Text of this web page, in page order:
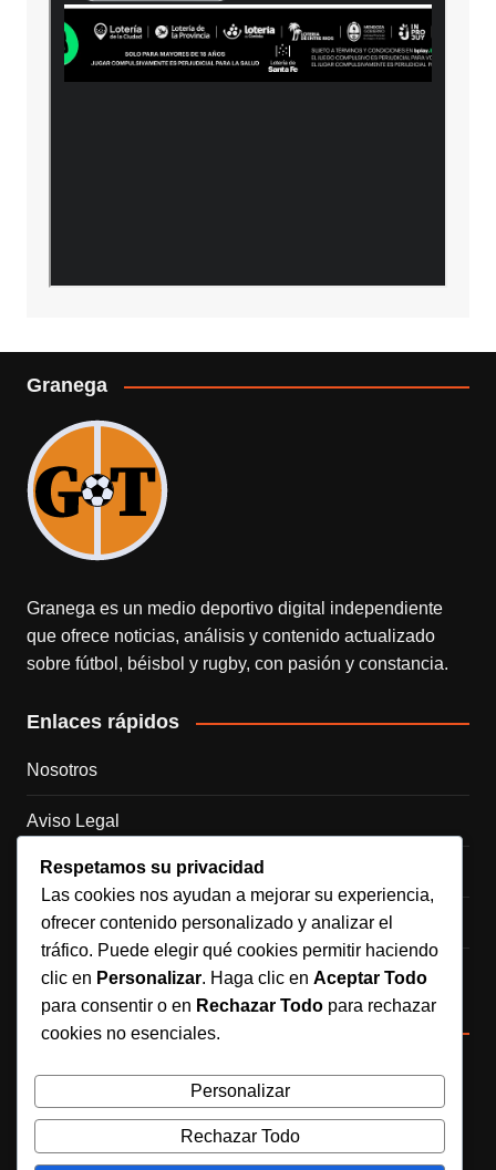
Granega
Granega es un medio deportivo digital independiente
que ofrece noticias, análisis y contenido actualizado
sobre fútbol, béisbol y rugby, con pasión y constancia.
Enlaces rápidos
Nosotros
Aviso Legal
Política de Cookies
Política de Privacidad
Contacto
Redes sociales
Síguenos en Instagram
Respetamos su privacidad
Las cookies nos ayudan a mejorar su experiencia,
ofrecer contenido personalizado y analizar el
tráfico. Puede elegir qué cookies permitir haciendo
clic en Personalizar. Haga clic en Aceptar Todo
para consentir o en Rechazar Todo para rechazar
cookies no esenciales.
Personalizar
Rechazar Todo